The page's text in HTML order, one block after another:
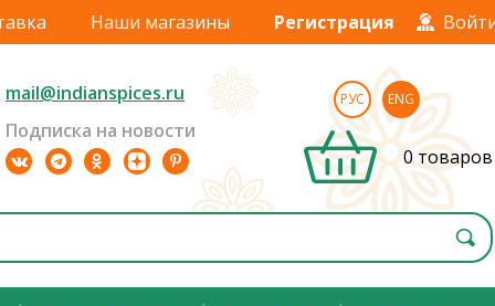
Наши магазины Регистрация
mail@indianspices.ru
Подписка на новости
РУС ENG
0 товаров